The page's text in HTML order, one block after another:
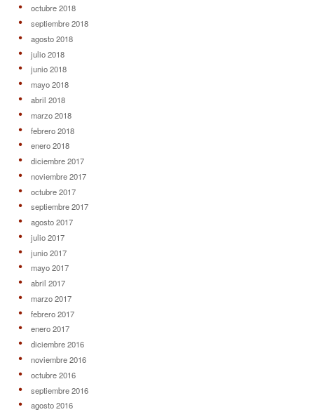
octubre 2018
septiembre 2018
agosto 2018
julio 2018
junio 2018
mayo 2018
abril 2018
marzo 2018
febrero 2018
enero 2018
diciembre 2017
noviembre 2017
octubre 2017
septiembre 2017
agosto 2017
julio 2017
junio 2017
mayo 2017
abril 2017
marzo 2017
febrero 2017
enero 2017
diciembre 2016
noviembre 2016
octubre 2016
septiembre 2016
agosto 2016